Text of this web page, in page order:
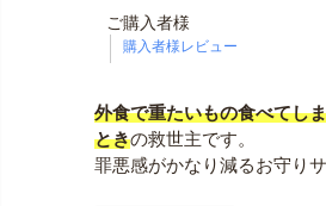
ご購入者様
外食で重たいもの食べてし
ときの救世主です。
罪悪感がかなり減るお守りサ